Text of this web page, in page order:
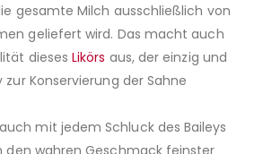
gesamte Milch ausschließlich von
geliefert wird. Das macht auch
diesesLikörs aus, der einzig und
Konservierung der Sahne
mit jedem Schluck des Baileys
den wahren Geschmack feinster